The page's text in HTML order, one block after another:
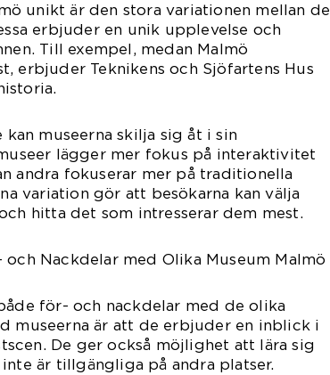
unikt är den stora variationen mellan de
erbjuder en unik upplevelse och
Till exempel, medan Malmö
erbjuder Teknikens och Sjöfartens Hus
kan museerna skilja sig åt i sin
lägger mer fokus på interaktivitet
andra fokuserar mer på traditionella
variation gör att besökarna kan välja
hitta det som intresserar dem mest.
Nackdelar med Olika Museum Malmö
för- och nackdelar med de olika
museerna är att de erbjuder en inblick i
De ger också möjlighet att lära sig
är tillgängliga på andra platser.